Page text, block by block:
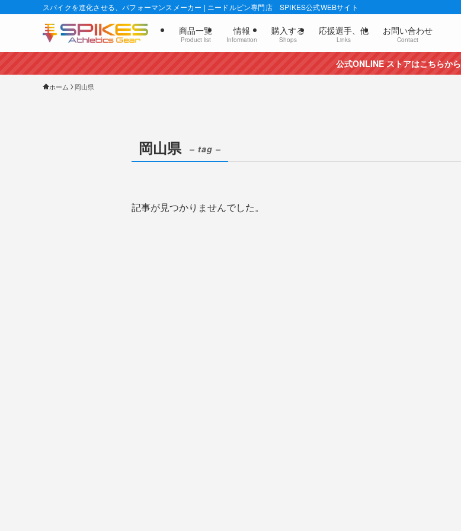
スパイクを進化させる、パフォーマンスメーカー | ニードルピン専門店 SPIKES公式WEBサイト
商品一覧
Product list
情報
Information
購入する
Shops
応援選手、他
Links
お問い合わせ
Contact
公式ONLINE ストアはこちらから
ホーム 岡山県
岡山県 – tag –
記事が見つかりませんでした。